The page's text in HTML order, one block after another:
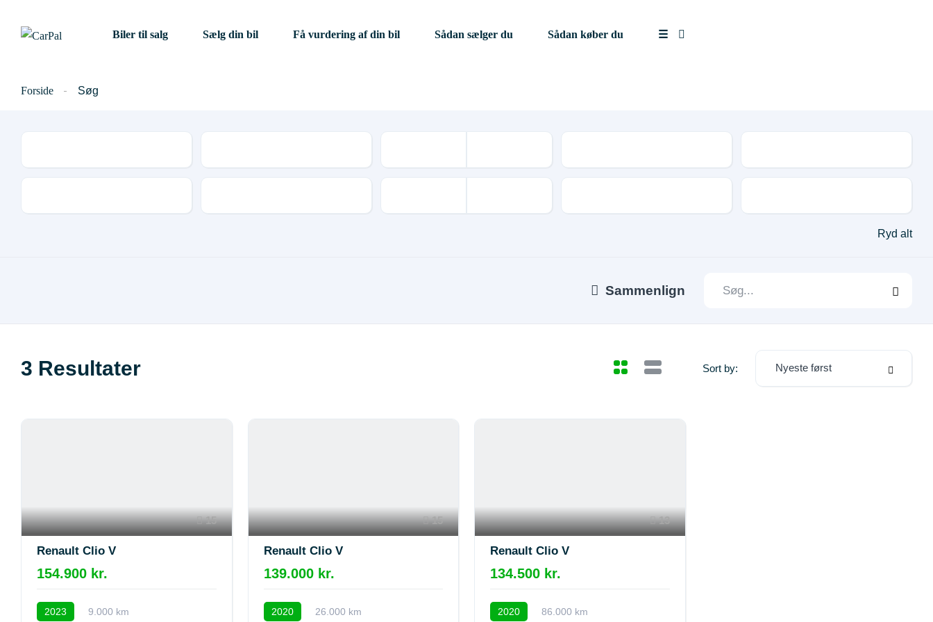
Biler til salg Sælg din bil Få vurdering af din bil Sådan sælger du Sådan køber du ☰
Forside Søg
Ryd alt
Sammenlign
3 Resultater Sort by: Nyeste først
15
Renault Clio V
154.900 kr.
2023 9.000 km
15
Renault Clio V
139.000 kr.
2020 26.000 km
13
Renault Clio V
134.500 kr.
2020 86.000 km